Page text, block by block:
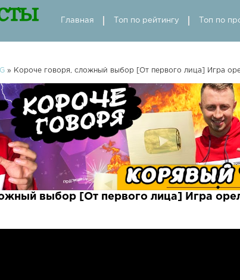
Главная Топ по рейтингу Топ по
» Короче говоря, сложный выбор [От первого лица] Игра
выбор [От первого лица] Игра